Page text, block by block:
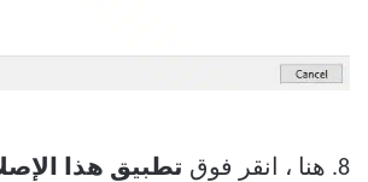
8. هنا ، انقر فوق تطبيق هذا